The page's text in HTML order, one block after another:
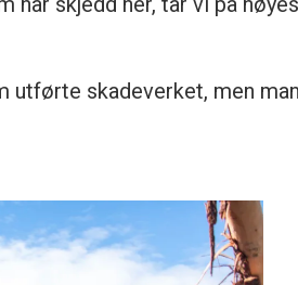
skadeverket, men